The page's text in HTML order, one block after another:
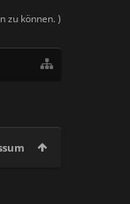
zu können. )